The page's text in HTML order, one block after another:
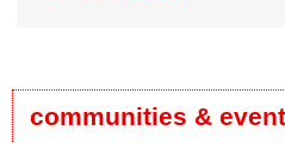
communities &